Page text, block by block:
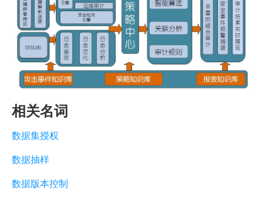
相关名词
数据集授权
数据抽样
数据版本控制